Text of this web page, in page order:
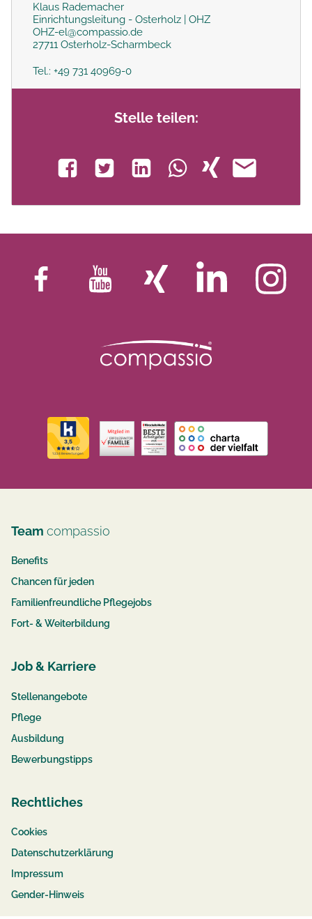
Klaus Rademacher
Einrichtungsleitung - Osterholz | OHZ
OHZ-el@compassio.de
27711 Osterholz-Scharmbeck
Tel.: +49 731 40969-0
Stelle teilen:
Team compassio
Benefits
Chancen für jeden
Familienfreundliche Pflegejobs
Fort- & Weiterbildung
Job & Karriere
Stellenangebote
Pflege
Ausbildung
Bewerbungstipps
Rechtliches
Cookies
Datenschutzerklärung
Impressum
Gender-Hinweis